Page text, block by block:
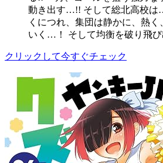
動き出す…!! そして総北高校は
くにつれ、集団は静かに、熱く
いく…！ そして均衡を破り飛び
クリックして今すぐチェック